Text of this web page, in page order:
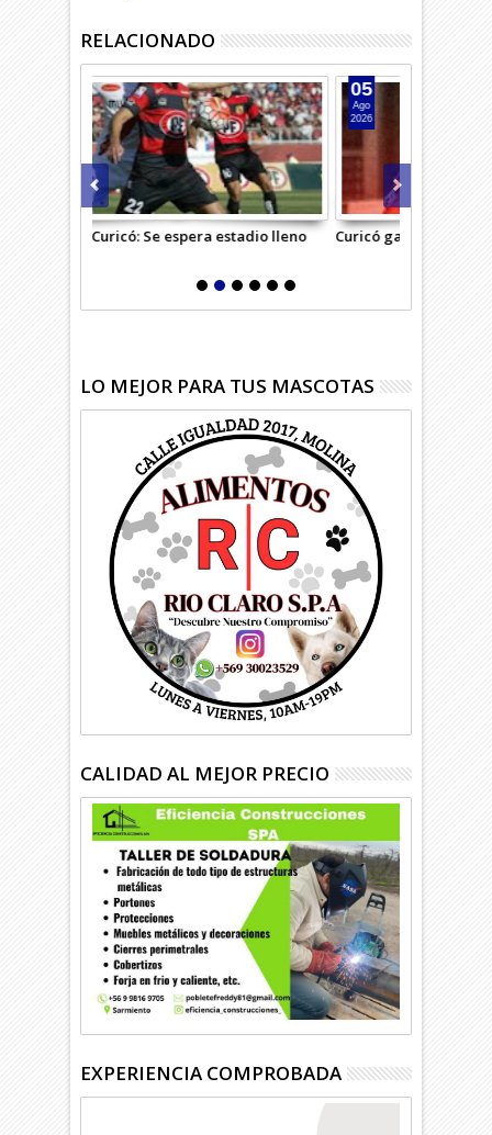
RELACIONADO
Curicó ganó y avanzó en Copa Chile
05
Ago
2026
LO MEJOR PARA TUS MASCOTAS
CALIDAD AL MEJOR PRECIO
EXPERIENCIA COMPROBADA